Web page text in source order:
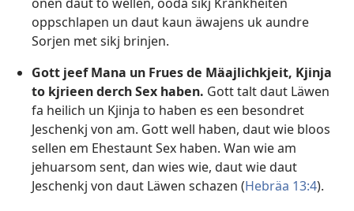
onen daut to wellen, ooda sikj Krankheiten
oppschlapen un daut kaun äwajens uk aundre
Sorjen met sikj brinjen.
Gott jeef Mana un Frues de Mäajlichkjeit, Kjinja
to kjrieen derch Sex haben. Gott talt daut Läwen
fa heilich un Kjinja to haben es een besondret
Jeschenkj von am. Gott well haben, daut wie bloos
sellen em Ehestaunt Sex haben. Wan wie am
jehuarsom sent, dan wies wie, daut wie daut
Jeschenkj von daut Läwen schazen (Hebräa 13:4).